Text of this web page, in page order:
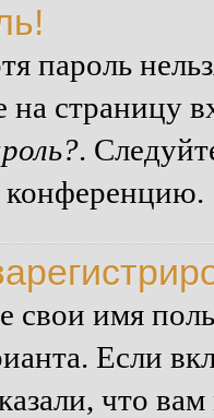
пароль
страницу
.
конференцию.
свои имя
Если
что